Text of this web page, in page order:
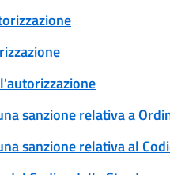
sanzione relativa a
sanzione relativa al